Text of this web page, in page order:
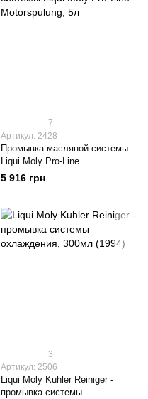
7
Артикул: 2428
Промывка масляной системы
Liqui Moly Pro-Line
Motorspulung, 5л
5 916 грн
3
Артикул: 2506
Liqui Moly Kuhler Reiniger -
промывка системы